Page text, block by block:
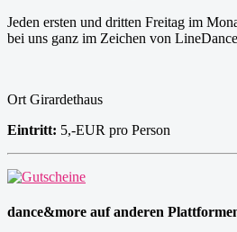
Jeden ersten und dritten Freitag im
bei uns ganz im Zeichen von
Ort Girardethaus
Eintritt: 5,-EUR pro Person
dance&more auf anderen